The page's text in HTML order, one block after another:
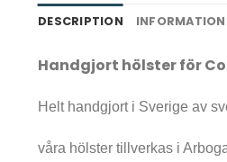
DESCRIPTION
Handgjort hölster för
Helt handgjort i Sverige av
våra hölster tillverkas i